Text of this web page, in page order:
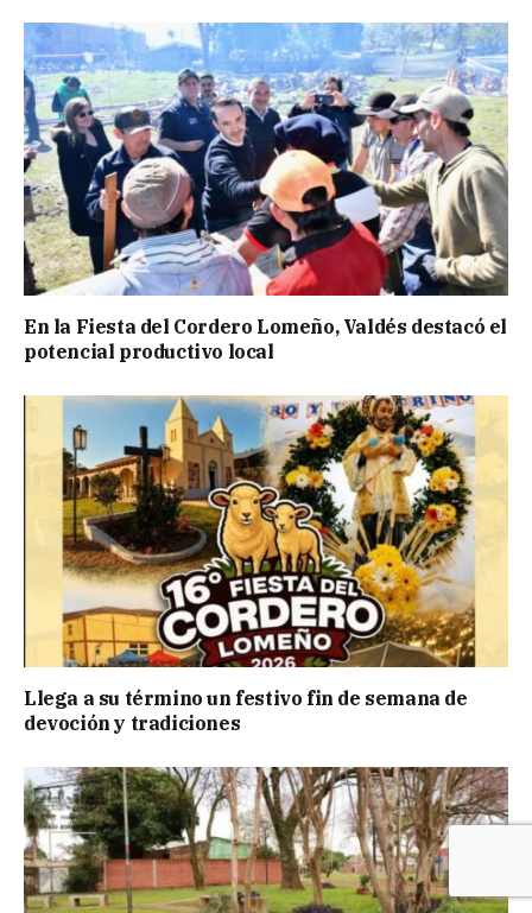
En la Fiesta del Cordero Lomeño, Valdés destacó el
potencial productivo local
Llega a su término un festivo fin de semana de
devoción y tradiciones